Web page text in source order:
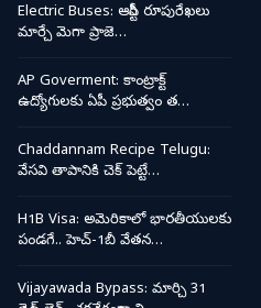
Electric Buses: ఆర్టీసీ రూపురేఖలు
మార్చే మెగా ప్రాజె…
AP Goverment: కాంట్రాక్ట్
ఉద్యోగులకు ఏపీ ప్రభుత్వం త…
Chaddannam Recipe Telugu:
వేసవి తాపానికి చెక్ పెట్టే…
H1B Visa: అమెరికాలో భారతీయులకు
పండగే.. హెచ్-1బీ వేతన…
Vijayawada Bypass: మార్చి 31